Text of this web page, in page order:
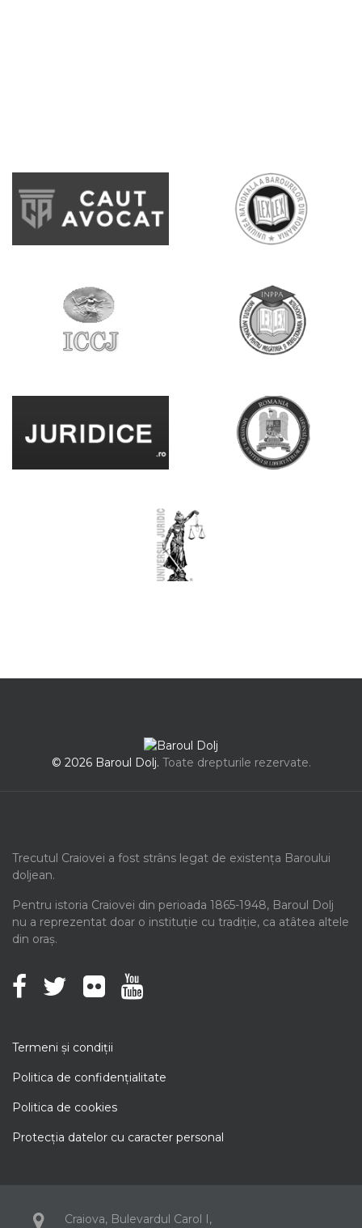
© 2026 Baroul Dolj. Toate drepturile rezervate.
Trecutul Craiovei a fost strâns legat de existența Baroului
doljean.
Pentru istoria Craiovei din perioada 1865-1948, Baroul Dolj
nu a reprezentat doar o instituție cu tradiție, ca atâtea altele
din oraș.
Termeni şi condiţii
Politica de confidenţialitate
Politica de cookies
Protecţia datelor cu caracter personal
Craiova, Bulevardul Carol I,